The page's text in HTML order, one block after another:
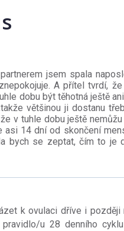
jsem spala
A přítel tvrdí,
dobu být těhotná ještě
většinou ji dostanu
v tuhle dobu ještě
14 dní od skončení
bych se zeptat, čím to je
k ovulaci dříve i později
u 28 denního